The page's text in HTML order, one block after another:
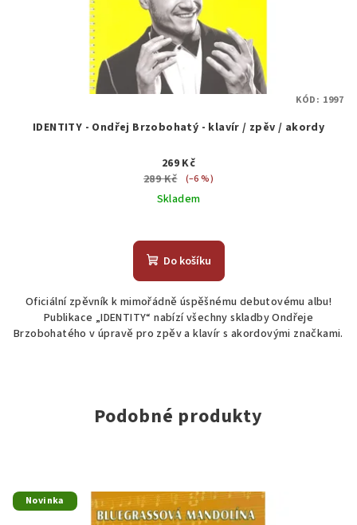
IDENTITY - Ondřej Brzobohatý - klavír / zpěv / akordy
269 Kč
289 Kč
(–6 %)
Skladem
Do košíku
Oficiální zpěvník k mimořádně úspěšnému debutovému albu!
Publikace „IDENTITY“ nabízí všechny skladby Ondřeje
Brzobohatého v úpravě pro zpěv a klavír s akordovými značkami.
KÓD: 1997
Podobné produkty
Novinka